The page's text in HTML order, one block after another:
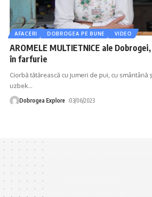
AFACERI DOBROGEA PE BUNE VIDEO
AROMELE MULTIETNICE ale
în farfurie
Ciorbă tătărească cu jumeri de pui, cu smântână
uzbek…
Dobrogea Explore 03/06/2023